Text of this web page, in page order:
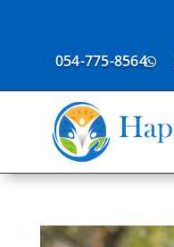

054-775-8564